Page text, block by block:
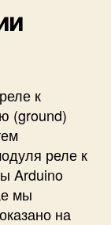
к
(ground)
реле к
Arduino
мы
на